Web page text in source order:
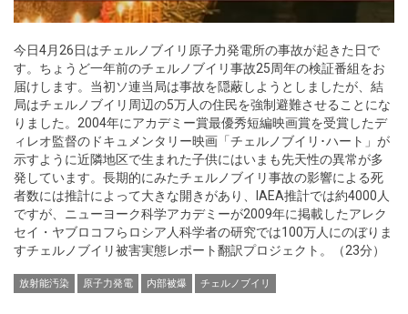
今日4月26日はチェルノブイリ原子力発電所の事故が起きた日で
す。ちょうど一年前のチェルノブイリ事故25周年の検証番組をお
届けします。当初ソ連当局は事故を隠蔽しようとしましたが、結
局はチェルノブイリ周辺の5万人の住民を強制避難させることにな
りました。2004年にアカデミー賞最優秀短編映画賞を受賞したデ
ィレオ監督のドキュメンタリー映画「チェルノブイリ･ハート」が
示すように近隣地区で生まれた子供にはいまも先天性の異常が多
発しています。長期的にみたチェルノブイリ事故の影響による死
者数には推計によって大きな開きがあり、IAEA推計では約4000人
ですが、ニューヨーク科学アカデミーが2009年に掲載したアレク
セイ・ヤブロコフらロシア人科学者の研究では100万人にのぼりま
すチェルノブイリ被害実態レポート翻訳プロジェクト。（23分）
放射能汚染 原子力発電 内部被爆 チェルノブイリ